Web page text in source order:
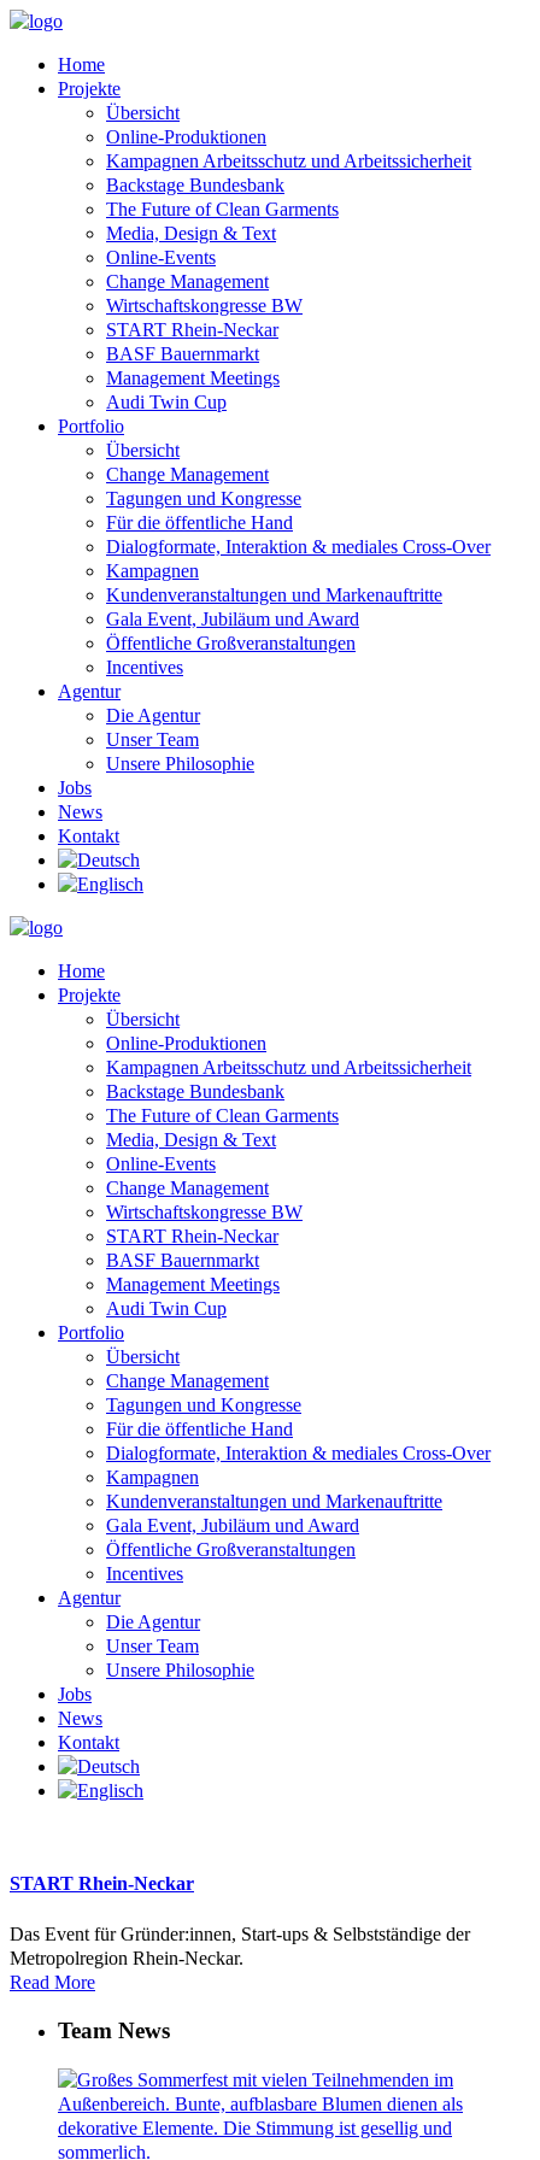
Home
Projekte
Übersicht
Online-Produktionen
Kampagnen Arbeitsschutz und Arbeitssicherheit
Backstage Bundesbank
The Future of Clean Garments
Media, Design & Text
Online-Events
Change Management
Wirtschaftskongresse BW
START Rhein-Neckar
BASF Bauernmarkt
Management Meetings
Audi Twin Cup
Portfolio
Übersicht
Change Management
Tagungen und Kongresse
Für die öffentliche Hand
Dialogformate, Interaktion & mediales Cross-Over
Kampagnen
Kundenveranstaltungen und Markenauftritte
Gala Event, Jubiläum und Award
Öffentliche Großveranstaltungen
Incentives
Agentur
Die Agentur
Unser Team
Unsere Philosophie
Jobs
News
Kontakt
Home
Projekte
Übersicht
Online-Produktionen
Kampagnen Arbeitsschutz und Arbeitssicherheit
Backstage Bundesbank
The Future of Clean Garments
Media, Design & Text
Online-Events
Change Management
Wirtschaftskongresse BW
START Rhein-Neckar
BASF Bauernmarkt
Management Meetings
Audi Twin Cup
Portfolio
Übersicht
Change Management
Tagungen und Kongresse
Für die öffentliche Hand
Dialogformate, Interaktion & mediales Cross-Over
Kampagnen
Kundenveranstaltungen und Markenauftritte
Gala Event, Jubiläum und Award
Öffentliche Großveranstaltungen
Incentives
Agentur
Die Agentur
Unser Team
Unsere Philosophie
Jobs
News
Kontakt
START Rhein-Neckar
Das Event für Gründer:innen, Start-ups & Selbstständige der
Metropolregion Rhein-Neckar.
Read More
Team News